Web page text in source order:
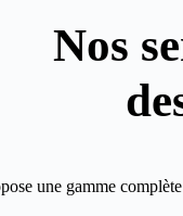
Nos
une gamme